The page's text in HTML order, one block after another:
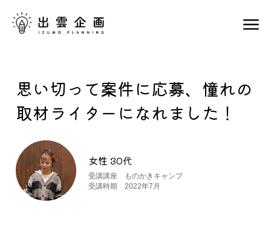
思い切って案件に応募、憧れの
取材ライターになれました！
女性 30代
受講講座 ものかきキャンプ
受講時期 2022年7月